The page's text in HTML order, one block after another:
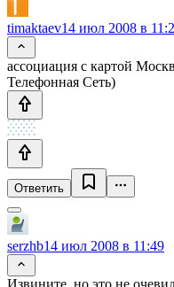
timaktaev14 июл 2008 в
ассоциация с картой
Телефонная Сеть)
Ответить
serzhb14 июл 2008 в 11:49
Извините, но это не